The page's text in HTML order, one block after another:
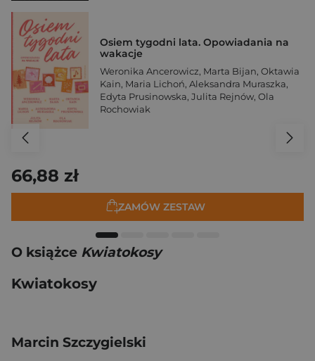
Osiem tygodni lata. Opowiadania na
wakacje
Weronika Ancerowicz, Marta Bijan, Oktawia
Kain, Maria Lichoń, Aleksandra Muraszka,
Edyta Prusinowska, Julita Rejnów, Ola
Rochowiak
66,88 zł
ZAMÓW ZESTAW
O książce Kwiatokosy
Kwiatokosy
Marcin Szczygielski